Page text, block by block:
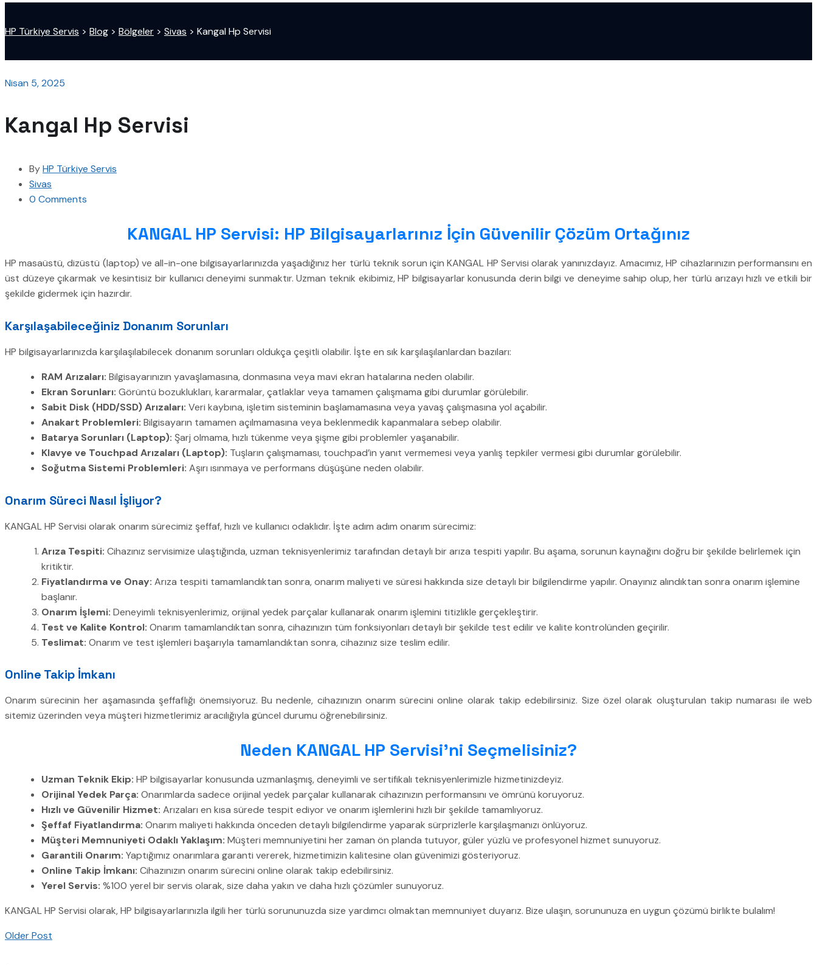
HP Türkiye Servis > Blog > Bölgeler > Sivas > Kangal Hp Servisi
Nisan 5, 2025
Kangal Hp Servisi
ByHP Türkiye Servis
Sivas
0 Comments
KANGAL HP Servisi: HP Bilgisayarlarınız İçin Güvenilir Çözüm Ortağınız
HP masaüstü, dizüstü (laptop) ve all-in-one bilgisayarlarınızda yaşadığınız her türlü teknik sorun için KANGAL HP Servisi olarak yanınızdayız. Amacımız, HP cihazlarınızın performansını en
üst düzeye çıkarmak ve kesintisiz bir kullanıcı deneyimi sunmaktır. Uzman teknik ekibimiz, HP bilgisayarlar konusunda derin bilgi ve deneyime sahip olup, her türlü arızayı hızlı ve etkili bir
şekilde gidermek için hazırdır.
Karşılaşabileceğiniz Donanım Sorunları
HP bilgisayarlarınızda karşılaşılabilecek donanım sorunları oldukça çeşitli olabilir. İşte en sık karşılaşılanlardan bazıları:
RAM Arızaları: Bilgisayarınızın yavaşlamasına, donmasına veya mavi ekran hatalarına neden olabilir.
Ekran Sorunları: Görüntü bozuklukları, kararmalar, çatlaklar veya tamamen çalışmama gibi durumlar görülebilir.
Sabit Disk (HDD/SSD) Arızaları: Veri kaybına, işletim sisteminin başlamamasına veya yavaş çalışmasına yol açabilir.
Anakart Problemleri: Bilgisayarın tamamen açılmamasına veya beklenmedik kapanmalara sebep olabilir.
Batarya Sorunları (Laptop): Şarj olmama, hızlı tükenme veya şişme gibi problemler yaşanabilir.
Klavye ve Touchpad Arızaları (Laptop): Tuşların çalışmaması, touchpad’in yanıt vermemesi veya yanlış tepkiler vermesi gibi durumlar görülebilir.
Soğutma Sistemi Problemleri: Aşırı ısınmaya ve performans düşüşüne neden olabilir.
Onarım Süreci Nasıl İşliyor?
KANGAL HP Servisi olarak onarım sürecimiz şeffaf, hızlı ve kullanıcı odaklıdır. İşte adım adım onarım sürecimiz:
Arıza Tespiti: Cihazınız servisimize ulaştığında, uzman teknisyenlerimiz tarafından detaylı bir arıza tespiti yapılır. Bu aşama, sorunun kaynağını doğru bir şekilde belirlemek için
kritiktir.
Fiyatlandırma ve Onay: Arıza tespiti tamamlandıktan sonra, onarım maliyeti ve süresi hakkında size detaylı bir bilgilendirme yapılır. Onayınız alındıktan sonra onarım işlemine
başlanır.
Onarım İşlemi: Deneyimli teknisyenlerimiz, orijinal yedek parçalar kullanarak onarım işlemini titizlikle gerçekleştirir.
Test ve Kalite Kontrol: Onarım tamamlandıktan sonra, cihazınızın tüm fonksiyonları detaylı bir şekilde test edilir ve kalite kontrolünden geçirilir.
Teslimat: Onarım ve test işlemleri başarıyla tamamlandıktan sonra, cihazınız size teslim edilir.
Online Takip İmkanı
Onarım sürecinin her aşamasında şeffaflığı önemsiyoruz. Bu nedenle, cihazınızın onarım sürecini online olarak takip edebilirsiniz. Size özel olarak oluşturulan takip numarası ile web
sitemiz üzerinden veya müşteri hizmetlerimiz aracılığıyla güncel durumu öğrenebilirsiniz.
Neden KANGAL HP Servisi’ni Seçmelisiniz?
Uzman Teknik Ekip: HP bilgisayarlar konusunda uzmanlaşmış, deneyimli ve sertifikalı teknisyenlerimizle hizmetinizdeyiz.
Orijinal Yedek Parça: Onarımlarda sadece orijinal yedek parçalar kullanarak cihazınızın performansını ve ömrünü koruyoruz.
Hızlı ve Güvenilir Hizmet: Arızaları en kısa sürede tespit ediyor ve onarım işlemlerini hızlı bir şekilde tamamlıyoruz.
Şeffaf Fiyatlandırma: Onarım maliyeti hakkında önceden detaylı bilgilendirme yaparak sürprizlerle karşılaşmanızı önlüyoruz.
Müşteri Memnuniyeti Odaklı Yaklaşım: Müşteri memnuniyetini her zaman ön planda tutuyor, güler yüzlü ve profesyonel hizmet sunuyoruz.
Garantili Onarım: Yaptığımız onarımlara garanti vererek, hizmetimizin kalitesine olan güvenimizi gösteriyoruz.
Online Takip İmkanı: Cihazınızın onarım sürecini online olarak takip edebilirsiniz.
Yerel Servis: %100 yerel bir servis olarak, size daha yakın ve daha hızlı çözümler sunuyoruz.
KANGAL HP Servisi olarak, HP bilgisayarlarınızla ilgili her türlü sorununuzda size yardımcı olmaktan memnuniyet duyarız. Bize ulaşın, sorununuza en uygun çözümü birlikte bulalım!
Older Post